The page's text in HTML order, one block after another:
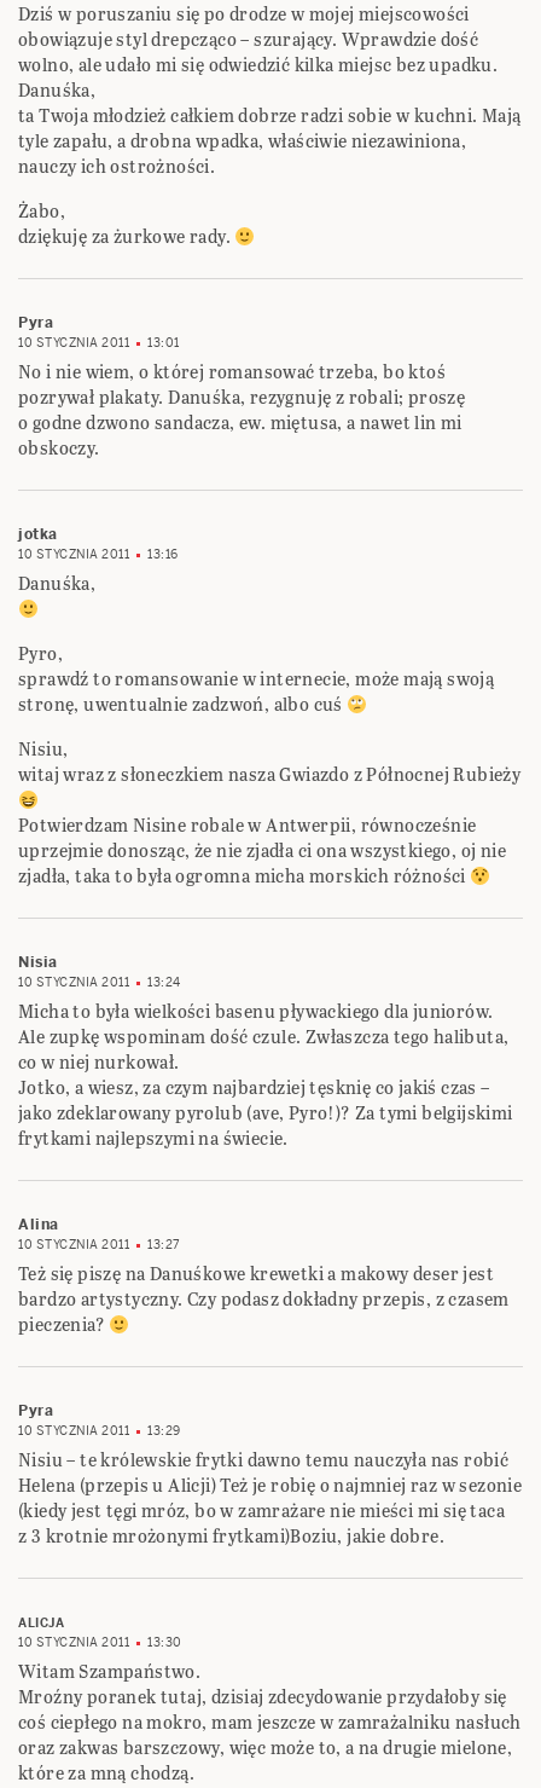
Dziś w poruszaniu się po drodze w mojej miejscowości
obowiązuje styl drepcząco – szurający. Wprawdzie dość
wolno, ale udało mi się odwiedzić kilka miejsc bez upadku.
Danuśka,
ta Twoja młodzież całkiem dobrze radzi sobie w kuchni. Mają
tyle zapału, a drobna wpadka, właściwie niezawiniona,
nauczy ich ostrożności.
Żabo,
dziękuję za żurkowe rady.
Pyra
10 STYCZNIA 2011 13:01
No i nie wiem, o której romansować trzeba, bo ktoś
pozrywał plakaty. Danuśka, rezygnuję z robali; proszę
o godne dzwono sandacza, ew. miętusa, a nawet lin mi
obskoczy.
jotka
10 STYCZNIA 2011 13:16
Danuśka,
Pyro,
sprawdź to romansowanie w internecie, może mają swoją
stronę, uwentualnie zadzwoń, albo cuś
Nisiu,
witaj wraz z słoneczkiem nasza Gwiazdo z Północnej Rubieży
Potwierdzam Nisine robale w Antwerpii, równocześnie
uprzejmie donosząc, że nie zjadła ci ona wszystkiego, oj nie
zjadła, taka to była ogromna micha morskich różności
Nisia
10 STYCZNIA 2011 13:24
Micha to była wielkości basenu pływackiego dla juniorów.
Ale zupkę wspominam dość czule. Zwłaszcza tego halibuta,
co w niej nurkował.
Jotko, a wiesz, za czym najbardziej tęsknię co jakiś czas –
jako zdeklarowany pyrolub (ave, Pyro!)? Za tymi belgijskimi
frytkami najlepszymi na świecie.
Alina
10 STYCZNIA 2011 13:27
Też się piszę na Danuśkowe krewetki a makowy deser jest
bardzo artystyczny. Czy podasz dokładny przepis, z czasem
pieczenia?
Pyra
10 STYCZNIA 2011 13:29
Nisiu – te królewskie frytki dawno temu nauczyła nas robić
Helena (przepis u Alicji) Też je robię o najmniej raz w sezonie
(kiedy jest tęgi mróz, bo w zamrażare nie mieści mi się taca
z 3 krotnie mrożonymi frytkami)Boziu, jakie dobre.
ALICJA
10 STYCZNIA 2011
13:30
Witam Szampaństwo.
Mroźny poranek tutaj, dzisiaj zdecydowanie przydałoby się
coś ciepłego na mokro, mam jeszcze w zamrażalniku nasłuch
oraz zakwas barszczowy, więc może to, a na drugie mielone,
które za mną chodzą.